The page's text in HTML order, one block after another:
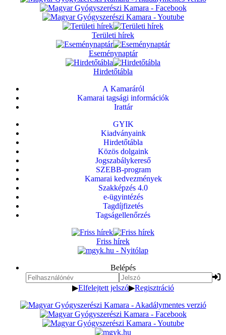
Területi hírek
Eseménynaptár
Hirdetőtábla
A Kamaráról
Kamarai tagsági információk
Irattár
GYIK
Kiadványaink
Hirdetőtábla
Közös dolgaink
Jogszabálykereső
SZEBB-program
Kamarai kedvezmények
Szakképzés 4.0
e-ügyintézés
Tagdíjfizetés
Tagságellenőrzés
Friss hírek
Belépés
▶Elfelejtett jelszó▶Regisztráció